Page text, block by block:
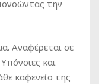
την
Αναφέρεται σε
και
καφενείο της